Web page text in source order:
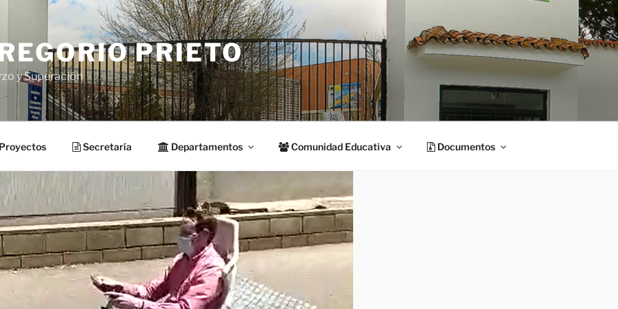
PRIETO
y Superación
Secretaría Departamentos Comunidad Educativa Documentos